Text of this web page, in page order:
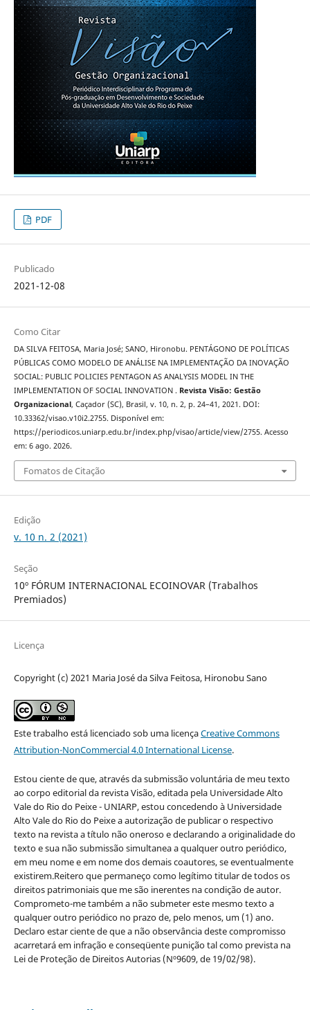
PDF
Publicado
2021-12-08
Como Citar
DA SILVA FEITOSA, Maria José; SANO, Hironobu. PENTÁGONO DE POLÍTICAS
PÚBLICAS COMO MODELO DE ANÁLISE NA IMPLEMENTAÇÃO DA INOVAÇÃO
SOCIAL: PUBLIC POLICIES PENTAGON AS ANALYSIS MODEL IN THE
IMPLEMENTATION OF SOCIAL INNOVATION . Revista Visão: Gestão
Organizacional, Caçador (SC), Brasil, v. 10, n. 2, p. 24–41, 2021. DOI:
10.33362/visao.v10i2.2755. Disponível em:
https://periodicos.uniarp.edu.br/index.php/visao/article/view/2755. Acesso
em: 6 ago. 2026.
Fomatos de Citação
Edição
v. 10 n. 2 (2021)
Seção
10º FÓRUM INTERNACIONAL ECOINOVAR (Trabalhos
Premiados)
Licença
Copyright (c) 2021 Maria José da Silva Feitosa, Hironobu Sano
Este trabalho está licenciado sob uma licençaCreative Commons
Attribution-NonCommercial 4.0 International License.
Estou ciente de que, através da submissão voluntária de meu texto
ao corpo editorial da revista Visão, editada pela Universidade Alto
Vale do Rio do Peixe - UNIARP, estou concedendo à Universidade
Alto Vale do Rio do Peixe a autorização de publicar o respectivo
texto na revista a título não oneroso e declarando a originalidade do
texto e sua não submissão simultanea a qualquer outro periódico,
em meu nome e em nome dos demais coautores, se eventualmente
existirem.Reitero que permaneço como legítimo titular de todos os
direitos patrimoniais que me são inerentes na condição de autor.
Comprometo-me também a não submeter este mesmo texto a
qualquer outro periódico no prazo de, pelo menos, um (1) ano.
Declaro estar ciente de que a não observância deste compromisso
acarretará em infração e conseqüente punição tal como prevista na
Lei de Proteção de Direitos Autorias (Nº9609, de 19/02/98).